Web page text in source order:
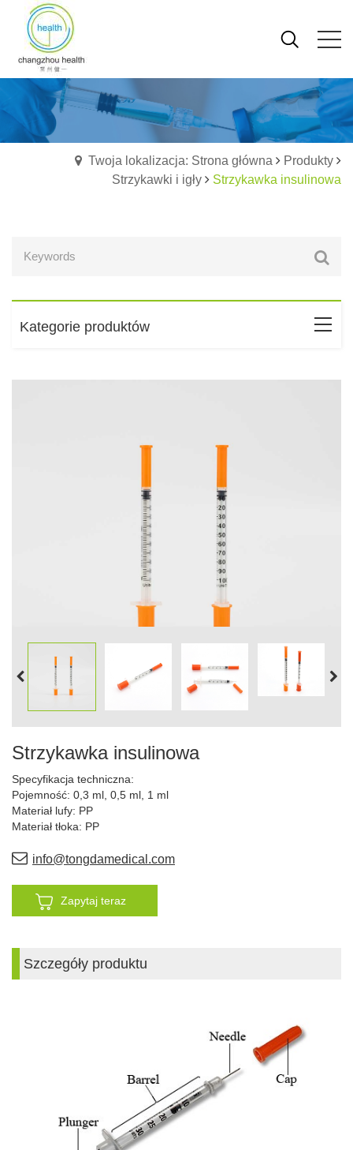
Twoja lokalizacja: Strona główna
Produkty
Strzykawki i igły
Strzykawka insulinowa
Kategorie produktów
Strzykawka insulinowa
Specyfikacja techniczna:
Pojemność: 0,3 ml, 0,5 ml, 1 ml
Materiał lufy: PP
Materiał tłoka: PP
info@tongdamedical.com
Zapytaj teraz
Szczegóły produktu